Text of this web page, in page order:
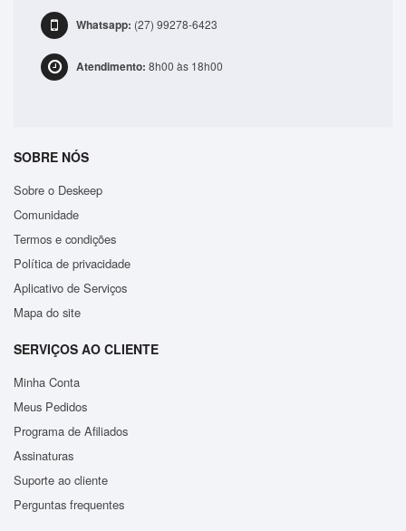
Whatsapp: (27) 99278-6423
Atendimento: 8h00 às 18h00
SOBRE NÓS
Sobre o Deskeep
Comunidade
Termos e condições
Política de privacidade
Aplicativo de Serviços
Mapa do site
SERVIÇOS AO CLIENTE
Minha Conta
Meus Pedidos
Programa de Afiliados
Assinaturas
Suporte ao cliente
Perguntas frequentes